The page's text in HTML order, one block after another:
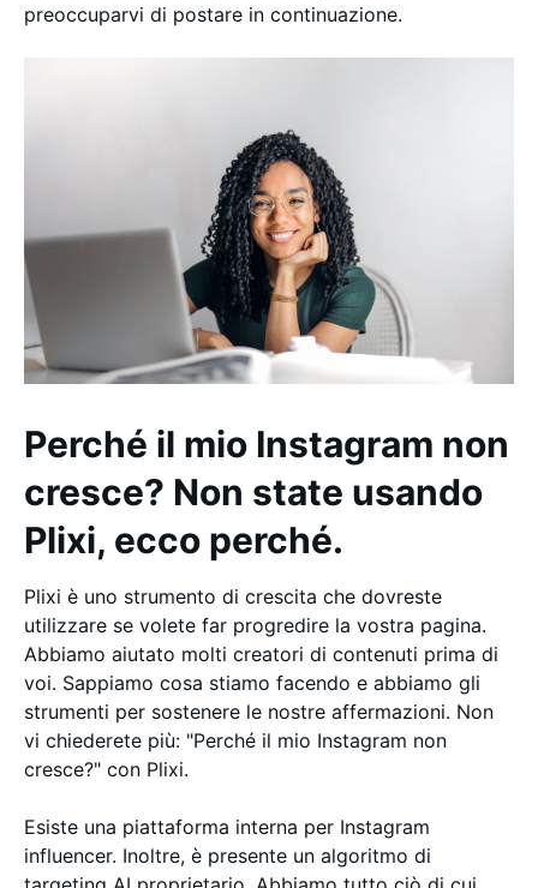
preoccuparvi di postare in continuazione.
Perché il mio Instagram non
cresce? Non state usando
Plixi, ecco perché.
Plixi è uno strumento di crescita che dovreste
utilizzare se volete far progredire la vostra pagina.
Abbiamo aiutato molti creatori di contenuti prima di
voi. Sappiamo cosa stiamo facendo e abbiamo gli
strumenti per sostenere le nostre affermazioni. Non
vi chiederete più: "Perché il mio Instagram non
cresce?" con Plixi.
Esiste una piattaforma interna per Instagram
influencer. Inoltre, è presente un algoritmo di